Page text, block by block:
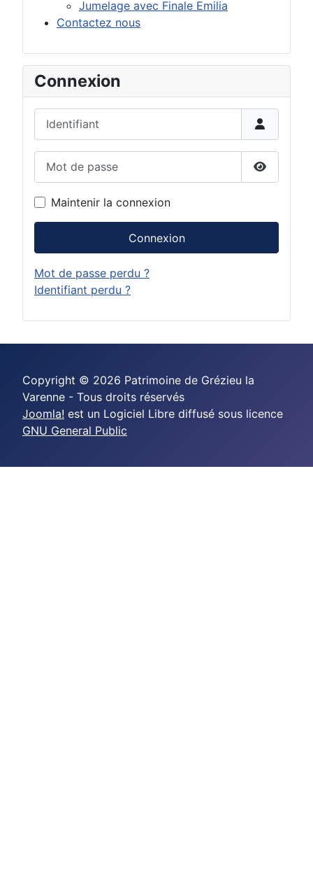
Jumelage avec Finale Emilia
Contactez nous
Connexion
Afficher
Maintenir la connexion
Connexion
Mot de passe perdu ?
Identifiant perdu ?
Copyright © 2026 Patrimoine de Grézieu la
Varenne - Tous droits réservés
Joomla! est un Logiciel Libre diffusé sous licence
GNU General Public